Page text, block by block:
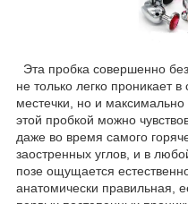
Эта пробка совершенно
не только легко проникает
местечки, но и
этой пробкой можно
даже во время самого
заостренных углов, и в
позе ощущается
анатомически правильная,